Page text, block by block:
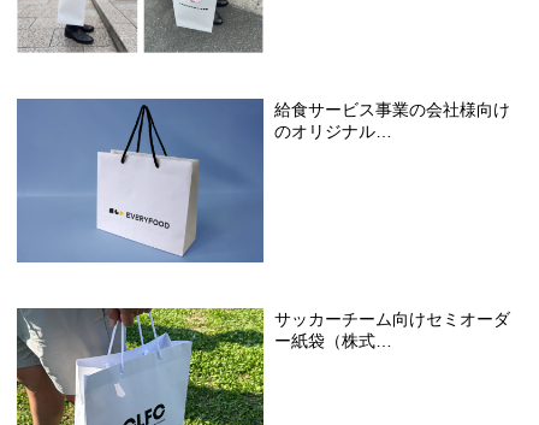
給食サービス事業の会社様向け
のオリジナル…
サッカーチーム向けセミオーダ
ー紙袋（株式…